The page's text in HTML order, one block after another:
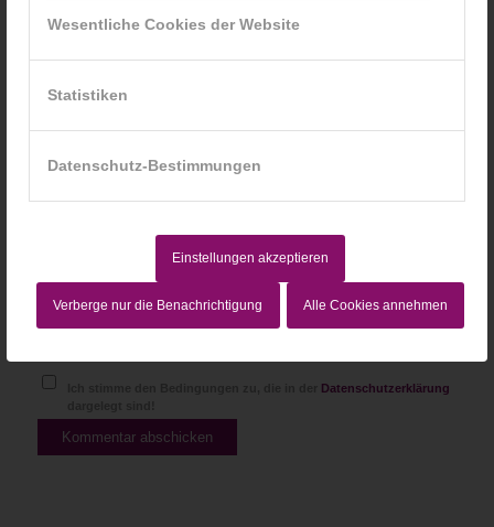
Wesentliche Cookies der Website
Statistiken
Datenschutz-Bestimmungen
Einstellungen akzeptieren
Verberge nur die Benachrichtigung Alle Cookies annehmen
Datenschutzerklärung